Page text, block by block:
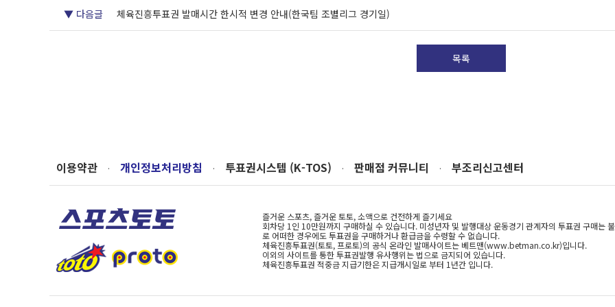
▼ 다음글 체육진흥투표권 발매시간 한시적 변경 안내(한국팀 조별리그 경기일)
목록
이용약관 · 개인정보처리방침 · 투표권시스템 (K-TOS) · 판매점 커뮤니티 · 부조리신고센터
즐거운 스포츠, 즐거운 토토, 소액으로 건전하게 즐기세요
회차당 1인 10만원까지 구매하실 수 있습니다. 미성년자 및 발행대상 운동경기 관계자의 투표권 구매는
로 어떠한 경우에도 투표권을 구매하거나 환급금을 수령할 수 없습니다.
체육진흥투표권(토토, 프로토)의 공식 온라인 발매사이트는 베트맨(www.betman.co.kr)입니다.
이외의 사이트를 통한 투표권발행 유사행위는 법으로 금지되어 있습니다.
체육진흥투표권 적중금 지급기한은 지급개시일로 부터 1년간 입니다.